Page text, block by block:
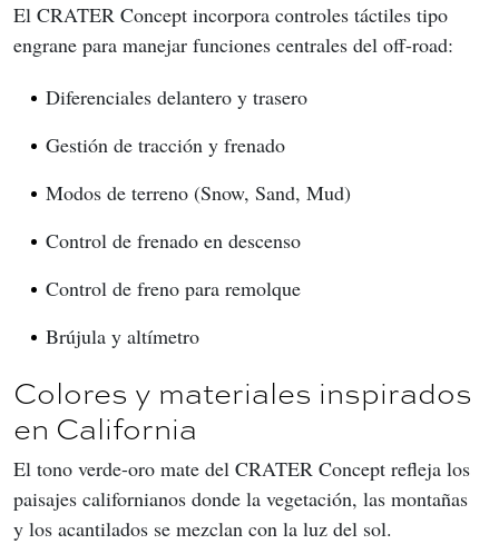
El CRATER Concept incorpora controles táctiles tipo
engrane para manejar funciones centrales del off-road:
Diferenciales delantero y trasero
Gestión de tracción y frenado
Modos de terreno (Snow, Sand, Mud)
Control de frenado en descenso
Control de freno para remolque
Brújula y altímetro
Colores y materiales inspirados
en California
El tono verde-oro mate del CRATER Concept refleja los
paisajes californianos donde la vegetación, las montañas
y los acantilados se mezclan con la luz del sol.